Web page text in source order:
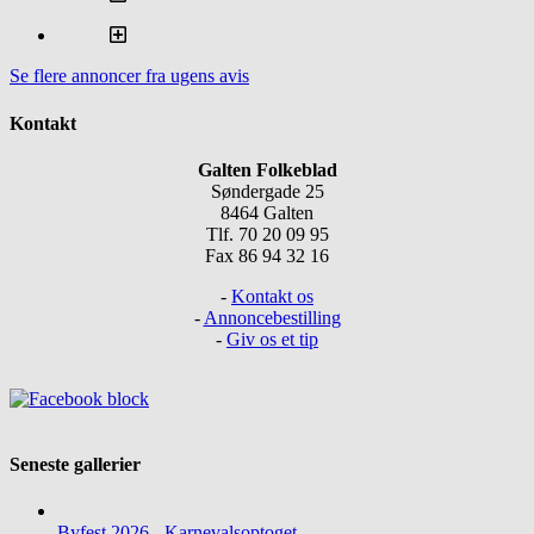
Se flere annoncer fra ugens avis
Kontakt
Galten Folkeblad
Søndergade 25
8464 Galten
Tlf. 70 20 09 95
Fax 86 94 32 16
- Kontakt os
- Annoncebestilling
- Giv os et tip
Seneste gallerier